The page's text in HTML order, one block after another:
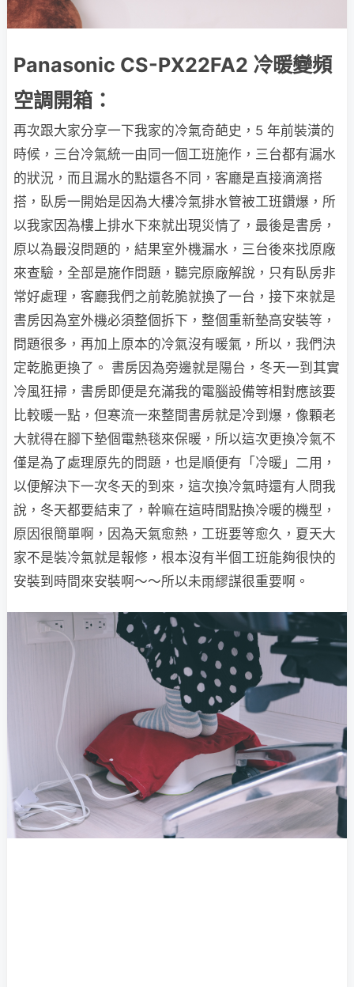
Panasonic CS-PX22FA2 冷暖變頻
空調開箱：
再次跟大家分享一下我家的冷氣奇葩史，5 年前裝潢的
時候，三台冷氣統一由同一個工班施作，三台都有漏水
的狀況，而且漏水的點還各不同，客廳是直接滴滴搭
搭，臥房一開始是因為大樓冷氣排水管被工班鑽爆，所
以我家因為樓上排水下來就出現災情了，最後是書房，
原以為最沒問題的，結果室外機漏水，三台後來找原廠
來查驗，全部是施作問題，聽完原廠解說，只有臥房非
常好處理，客廳我們之前乾脆就換了一台，接下來就是
書房因為室外機必須整個拆下，整個重新墊高安裝等，
問題很多，再加上原本的冷氣沒有暖氣，所以，我們決
定乾脆更換了。 書房因為旁邊就是陽台，冬天一到其實
冷風狂掃，書房即便是充滿我的電腦設備等相對應該要
比較暖一點，但寒流一來整間書房就是冷到爆，像顆老
大就得在腳下墊個電熱毯來保暖，所以這次更換冷氣不
僅是為了處理原先的問題，也是順便有「冷暖」二用，
以便解決下一次冬天的到來，這次換冷氣時還有人問我
說，冬天都要結束了，幹嘛在這時間點換冷暖的機型，
原因很簡單啊，因為天氣愈熱，工班要等愈久，夏天大
家不是裝冷氣就是報修，根本沒有半個工班能夠很快的
安裝到時間來安裝啊～～所以未雨繆謀很重要啊。